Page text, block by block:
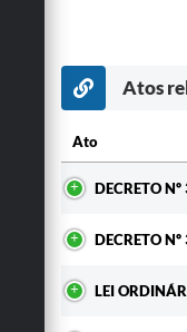
Atos
Ato
DECRETO
DECRETO
LEI